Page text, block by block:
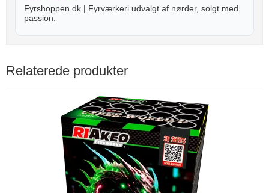
Fyrshoppen.dk | Fyrværkeri udvalgt af nørder, solgt med
passion.
Relaterede produkter